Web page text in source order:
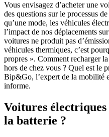
Vous envisagez d’acheter une
des questions sur le processus
qu’une mode, les véhicules
l’impact de nos déplacements
voitures ne produit pas
véhicules thermiques, c’est
propres ». Comment recharger
hors de chez vous ? Quel est le
Bip&Go, l’expert de la mobilité
informe.
Voitures
la batterie ?